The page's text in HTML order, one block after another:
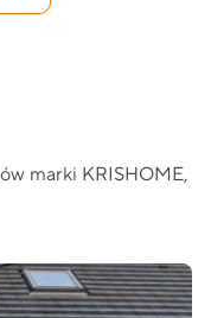
marki KRISHOME,